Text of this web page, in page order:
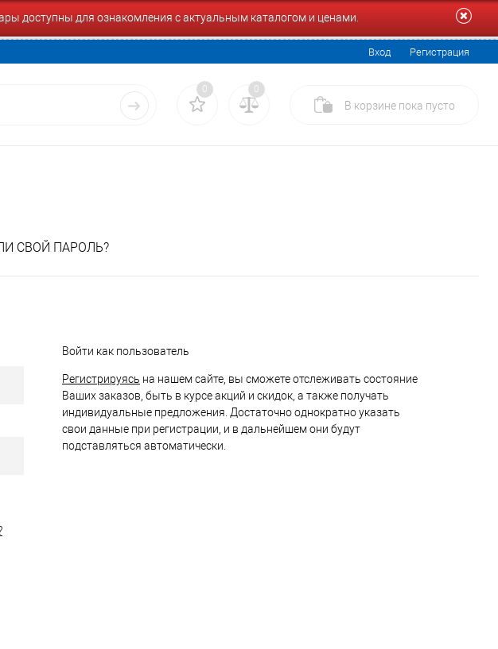
доступны для ознакомления с актуальным каталогом и ценами.
Вход Регистрация
0 0
В корзине пока пусто
СВОЙ ПАРОЛЬ?
Войти как пользователь
Регистрируясь на нашем сайте, вы сможете отслеживать состояние
Ваших заказов, быть в курсе акций и скидок, а также получать
индивидуальные предложения. Достаточно однократно указать
свои данные при регистрации, и в дальнейшем они будут
подставляться автоматически.